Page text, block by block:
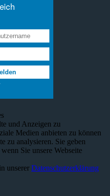
und Anzeigen zu
Medien anbieten zu können
zu analysieren. Sie geben
Sie unsere Webseite
unserer Datenschutzerklärung